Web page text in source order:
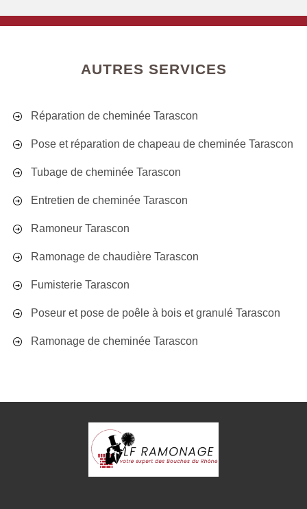
AUTRES SERVICES
Réparation de cheminée Tarascon
Pose et réparation de chapeau de cheminée Tarascon
Tubage de cheminée Tarascon
Entretien de cheminée Tarascon
Ramoneur Tarascon
Ramonage de chaudière Tarascon
Fumisterie Tarascon
Poseur et pose de poêle à bois et granulé Tarascon
Ramonage de cheminée Tarascon